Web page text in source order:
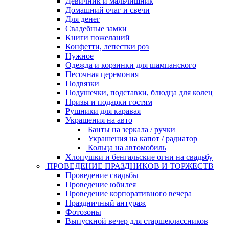
Домашний очаг и свечи
Для денег
Свадебные замки
Книги пожеланий
Конфетти, лепестки роз
Нужное
Одежда и корзинки для шампанского
Песочная церемония
Подвязки
Подушечки, подставки, блюдца для колец
Призы и подарки гостям
Рушники для каравая
Украшения на авто
Банты на зеркала / ручки
Украшения на капот / радиатор
Кольца на автомобиль
Хлопушки и бенгальские огни на свадьбу
ПРОВЕДЕНИЕ ПРАЗДНИКОВ И ТОРЖЕСТВ
Проведение свадьбы
Проведение юбилея
Проведение корпоративного вечера
Праздничный антураж
Фотозоны
Выпускной вечер для старшеклассников